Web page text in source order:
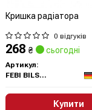
Кришка радіатора
0 відгуків
268 ₴ сьогодні
Артикул:
FEBI BILSTEIN
Купити